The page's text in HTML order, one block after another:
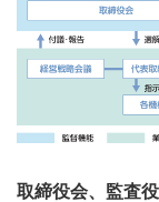
取締役会、監査